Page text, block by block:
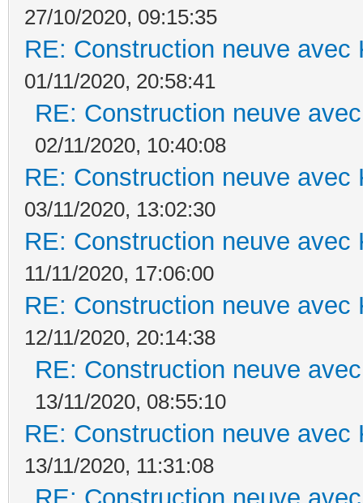
27/10/2020, 09:15:35
RE: Construction neuve avec
01/11/2020, 20:58:41
RE: Construction neuve
02/11/2020, 10:40:08
RE: Construction neuve avec
03/11/2020, 13:02:30
RE: Construction neuve avec
11/11/2020, 17:06:00
RE: Construction neuve avec
12/11/2020, 20:14:38
RE: Construction neuve
13/11/2020, 08:55:10
RE: Construction neuve avec
13/11/2020, 11:31:08